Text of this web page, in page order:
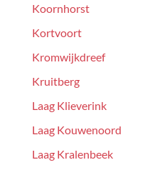
Koornhorst
Kortvoort
Kromwijkdreef
Kruitberg
Laag Klieverink
Laag Kouwenoord
Laag Kralenbeek